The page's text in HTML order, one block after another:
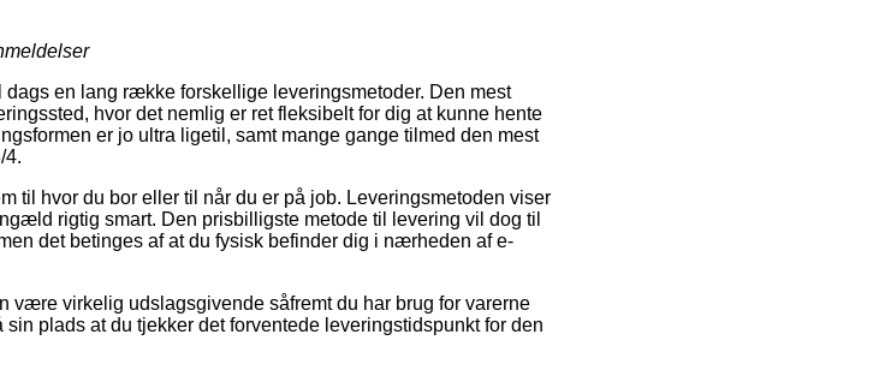
en lang række forskellige leveringsmetoder. Den mest
hvor det nemlig er ret fleksibelt for dig at kunne hente
er jo ultra ligetil, samt mange gange tilmed den mest
4.
til hvor du bor eller til når du er på job. Leveringsmetoden viser
rigtig smart. Den prisbilligste metode til levering vil dog til
det betinges af at du fysisk befinder dig i nærheden af e-
være virkelig udslagsgivende såfremt du har brug for varerne
plads at du tjekker det forventede leveringstidspunkt for den